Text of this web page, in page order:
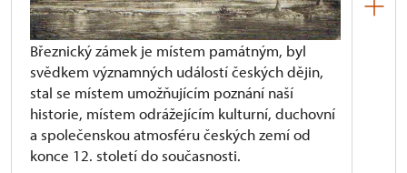
Březnický zámek je místem památným, byl
svědkem významných událostí českých dějin,
stal se místem umožňujícím poznání naší
historie, místem odrážejícím kulturní, duchovní
a společenskou atmosféru českých zemí od
konce 12. století do současnosti.